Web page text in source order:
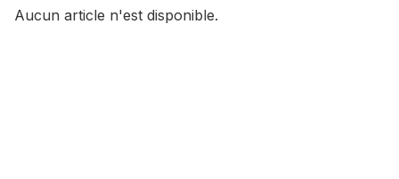
Aucun article n'est disponible.